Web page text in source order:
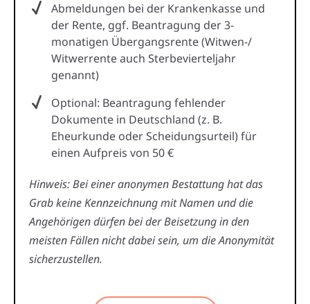
Abmeldungen bei der Krankenkasse und
der Rente, ggf. Beantragung der 3-
monatigen Übergangsrente (Witwen-/
Witwerrente auch Sterbevierteljahr
genannt)
Optional: Beantragung fehlender
Dokumente in Deutschland (z. B.
Eheurkunde oder Scheidungsurteil) für
einen Aufpreis von 50 €
Hinweis: Bei einer anonymen Bestattung hat das
Grab keine Kennzeichnung mit Namen und die
Angehörigen dürfen bei der Beisetzung in den
meisten Fällen nicht dabei sein, um die Anonymität
sicherzustellen.